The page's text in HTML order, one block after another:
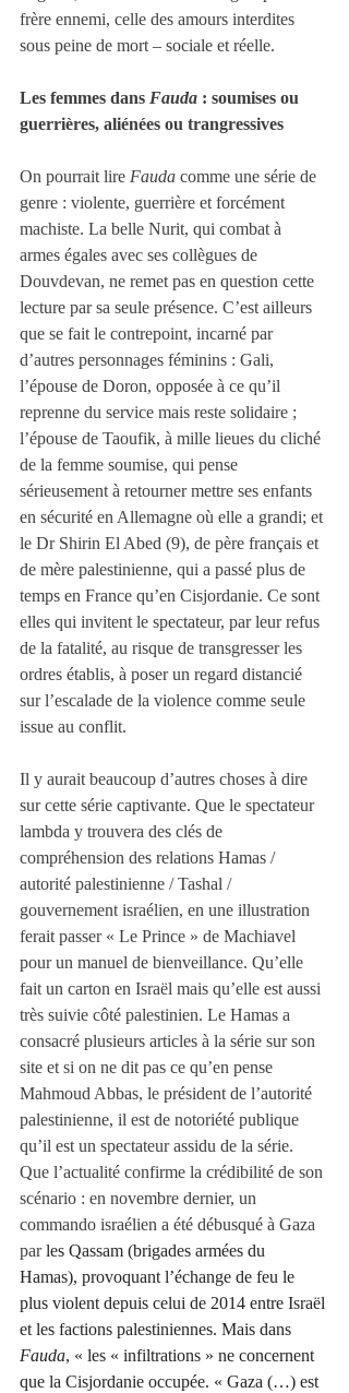
frère ennemi, celle des amours interdites
sous peine de mort – sociale et réelle.
Les femmes dans Fauda : soumises ou
guerrières, aliénées ou trangressives
On pourrait lire Fauda comme une série de
genre : violente, guerrière et forcément
machiste. La belle Nurit, qui combat à
armes égales avec ses collègues de
Douvdevan, ne remet pas en question cette
lecture par sa seule présence. C’est ailleurs
que se fait le contrepoint, incarné par
d’autres personnages féminins : Gali,
l’épouse de Doron, opposée à ce qu’il
reprenne du service mais reste solidaire ;
l’épouse de Taoufik, à mille lieues du cliché
de la femme soumise, qui pense
sérieusement à retourner mettre ses enfants
en sécurité en Allemagne où elle a grandi; et
le Dr Shirin El Abed (9), de père français et
de mère palestinienne, qui a passé plus de
temps en France qu’en Cisjordanie. Ce sont
elles qui invitent le spectateur, par leur refus
de la fatalité, au risque de transgresser les
ordres établis, à poser un regard distancié
sur l’escalade de la violence comme seule
issue au conflit.
Il y aurait beaucoup d’autres choses à dire
sur cette série captivante. Que le spectateur
lambda y trouvera des clés de
compréhension des relations Hamas /
autorité palestinienne / Tashal /
gouvernement israélien, en une illustration
ferait passer « Le Prince » de Machiavel
pour un manuel de bienveillance. Qu’elle
fait un carton en Israël mais qu’elle est aussi
très suivie côté palestinien. Le Hamas a
consacré plusieurs articles à la série sur son
site et si on ne dit pas ce qu’en pense
Mahmoud Abbas, le président de l’autorité
palestinienne, il est de notoriété publique
qu’il est un spectateur assidu de la série.
Que l’actualité confirme la crédibilité de son
scénario : en novembre dernier, un
commando israélien a été débusqué à Gaza
par les Qassam (brigades armées du
Hamas), provoquant l’échange de feu le
plus violent depuis celui de 2014 entre Israël
et les factions palestiniennes. Mais dans
Fauda, « les « infiltrations » ne concernent
que la Cisjordanie occupée. « Gaza (…) est